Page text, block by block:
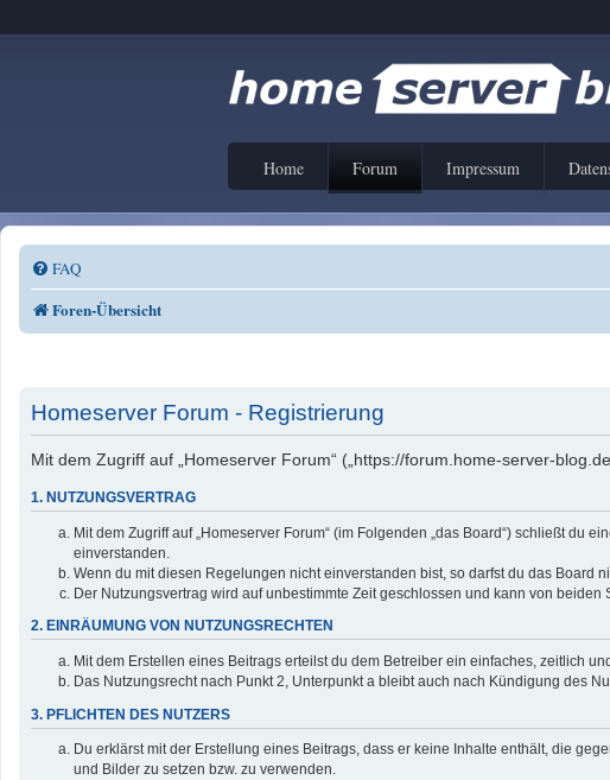
Home Forum Impressum
FAQ
Foren-Übersicht
Homeserver Forum - Registrierung
Mit dem Zugriff auf „Homeserver Forum“ („https://forum.home-server-
1. NUTZUNGSVERTRAG
Mit dem Zugriff auf „Homeserver Forum“ (im Folgenden „das Board“) schließt du
einverstanden.
Wenn du mit diesen Regelungen nicht einverstanden bist, so darfst du das Board
Der Nutzungsvertrag wird auf unbestimmte Zeit geschlossen und kann von
2. EINRÄUMUNG VON NUTZUNGSRECHTEN
Mit dem Erstellen eines Beitrags erteilst du dem Betreiber ein einfaches, zeitlich
Das Nutzungsrecht nach Punkt 2, Unterpunkt a bleibt auch nach Kündigung des
3. PFLICHTEN DES NUTZERS
Du erklärst mit der Erstellung eines Beitrags, dass er keine Inhalte enthält, die
und Bilder zu setzen bzw. zu verwenden.